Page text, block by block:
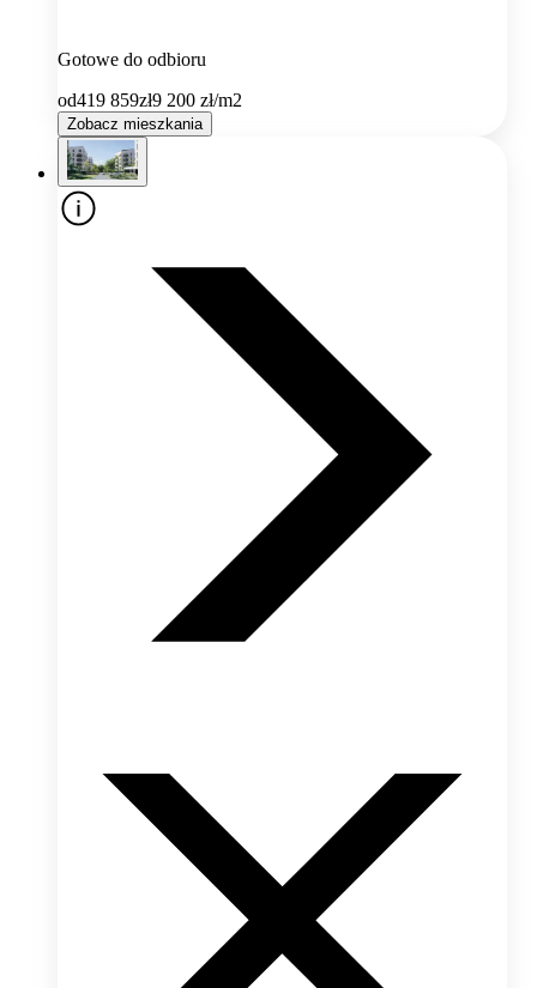
Gotowe do odbioru
od419 859zł9 200 zł/m2
Zobacz mieszkania